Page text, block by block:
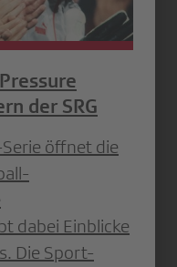
der SRG
öffnet die
dabei Einblicke
Die Sport-